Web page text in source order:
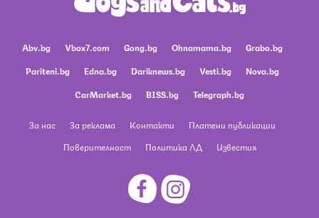
Abv.bg Vbox7.com Gong.bg Ohnamama.bg
Grabo.bg
Pariteni.bg
Edna.bg Dariknews.bg Vesti.bg
Nova.bg
CarMarket.bg
BISS.bg Telegraph.bg
За нас За реклама Контакти
Платени публикации
Поверителност
Политика ЛД Известия